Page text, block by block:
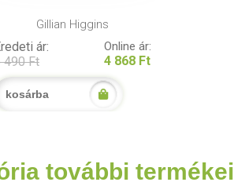
Gillian Higgins
ár:
490 Ft
Online ár:
4 868 Ft
kosárba
további termékei